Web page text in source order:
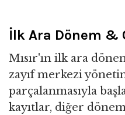
İlk Ara Dönem &
Mısır'ın ilk ara
zayıf merkezi
parçalanmasıyla
kayıtlar, diğer